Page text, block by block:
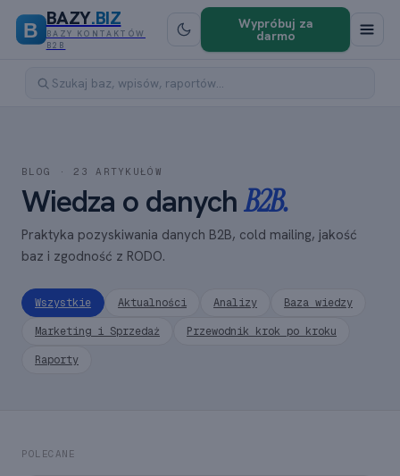
B
BAZY.BIZ
BAZY KONTAKTÓW
B2B
Wypróbuj za
darmo
BLOG ·23 ARTYKUŁÓW
Wiedza o danychB2B.
Praktyka pozyskiwania danych B2B, cold mailing, jakość
baz i zgodność z RODO.
Wszystkie Aktualności Analizy
Baza wiedzy
Marketing i Sprzedaż
Przewodnik krok po kroku
Raporty
POLECANE